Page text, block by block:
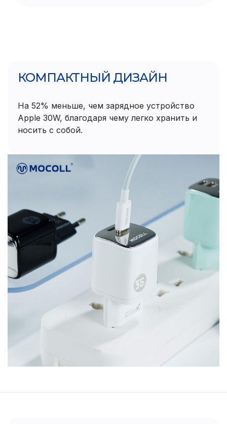
КОМПАКТНЫЙ ДИЗАЙН
На 52% меньше, чем зарядное устройство
Apple 30W, благодаря чему легко хранить и
носить с собой.